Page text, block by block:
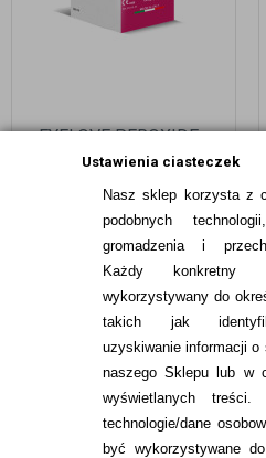
Ustawienia ciasteczek
Nasz sklep korzysta z
podobnych
gromadzenia i
Każdy
wykorzystywany do
takich jak
uzyskiwanie informacji o
naszego Sklepu lub w
wyświetlanych treści.
technologie/dane
być wykorzystywane
EYELOVE PEROXIDE+
360 ML - PŁYN
KONSERWANTÓW
39,99pln
INFORMACJE
JAK ZAMAWIAĆ?